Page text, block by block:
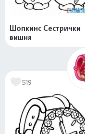
Шопкинс Сестрички
вишня
519